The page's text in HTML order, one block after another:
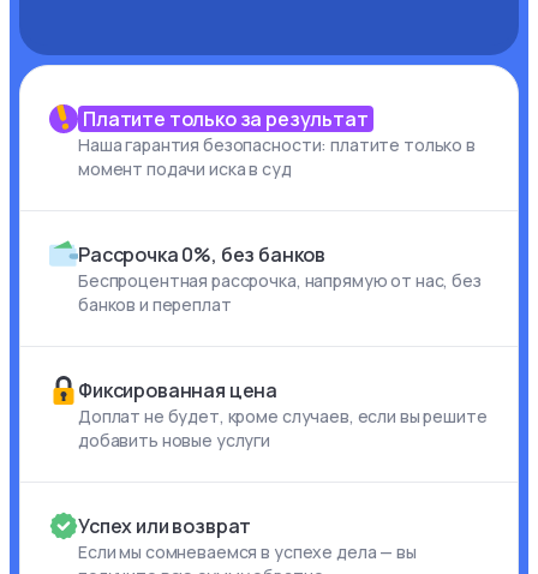
Платите только за результат
Наша гарантия безопасности: платите только в
момент подачи иска в суд
Рассрочка 0%, без банков
Беспроцентная рассрочка, напрямую от нас, без
банков и переплат
Фиксированная цена
Доплат не будет, кроме случаев, если вы решите
добавить новые услуги
Успех или возврат
Если мы сомневаемся в успехе дела — вы